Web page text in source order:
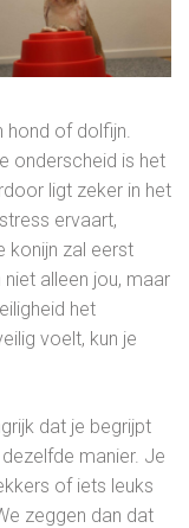
hond of dolfijn.
onderscheid is het
ligt zeker in het
ervaart,
konijn zal eerst
alleen jou, maar
het
voelt, kun je
dat je begrijpt
manier. Je
of iets leuks
zeggen dan dat